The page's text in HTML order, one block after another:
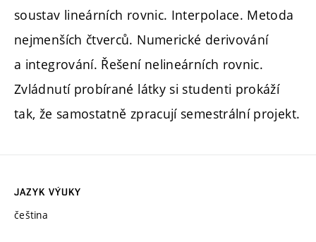
soustav lineárních rovnic. Interpolace. Metoda
nejmenších čtverců. Numerické derivování
a integrování. Řešení nelineárních rovnic.
Zvládnutí probírané látky si studenti prokáží
tak, že samostatně zpracují semestrální projekt.
JAZYK VÝUKY
čeština